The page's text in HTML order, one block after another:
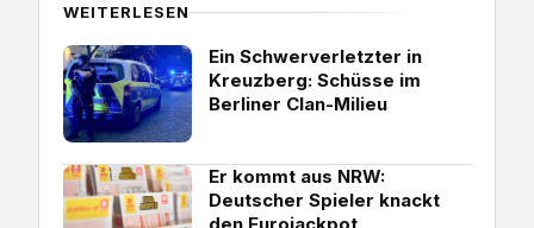
WEITERLESEN
Ein Schwerverletzter in
Kreuzberg: Schüsse im
Berliner Clan-Milieu
Er kommt aus NRW:
Deutscher Spieler knackt